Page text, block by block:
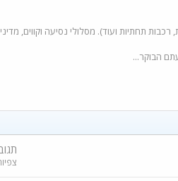
תחתיות ועוד). מסלולי נסיעה וקווים,
הבוקר...